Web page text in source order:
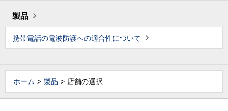
製品
携帯電話の電波防護への適合性について
ホーム 製品 店舗の選択